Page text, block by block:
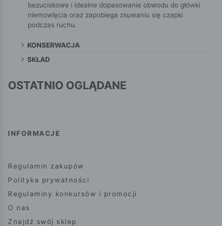
bezuciskowe i idealne dopasowanie obwodu do główki
niemowlęcia oraz zapobiega zsuwaniu się czapki
podczas ruchu.
KONSERWACJA
SKŁAD
OSTATNIO OGLĄDANE
INFORMACJE
Regulamin zakupów
Polityka prywatności
Regulaminy konkursów i promocji
O nas
Znajdź swój sklep